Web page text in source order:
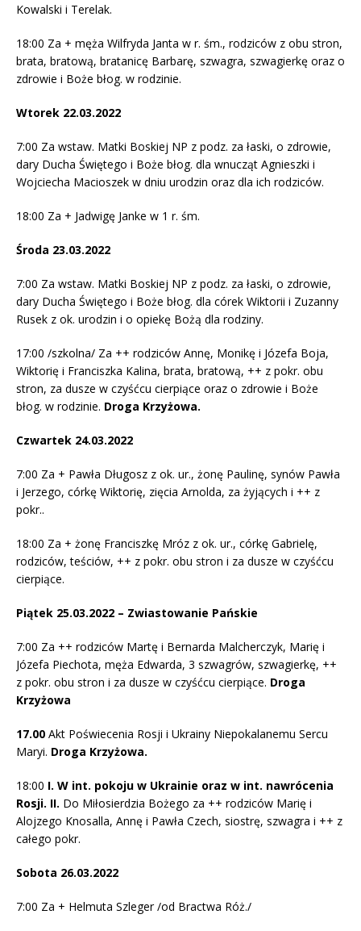
Kowalski i Terelak.
18:00 Za + męża Wilfryda Janta w r. śm., rodziców z obu stron,
brata, bratową, bratanicę Barbarę, szwagra, szwagierkę oraz o
zdrowie i Boże błog. w rodzinie.
Wtorek 22.03.2022
7:00 Za wstaw. Matki Boskiej NP z podz. za łaski, o zdrowie,
dary Ducha Świętego i Boże błog. dla wnucząt Agnieszki i
Wojciecha Macioszek w dniu urodzin oraz dla ich rodziców.
18:00 Za + Jadwigę Janke w 1 r. śm.
Środa 23.03.2022
7:00 Za wstaw. Matki Boskiej NP z podz. za łaski, o zdrowie,
dary Ducha Świętego i Boże błog. dla córek Wiktorii i Zuzanny
Rusek z ok. urodzin i o opiekę Bożą dla rodziny.
17:00 /szkolna/ Za ++ rodziców Annę, Monikę i Józefa Boja,
Wiktorię i Franciszka Kalina, brata, bratową, ++ z pokr. obu
stron, za dusze w czyśćcu cierpiące oraz o zdrowie i Boże
błog. w rodzinie. Droga Krzyżowa.
Czwartek 24.03.2022
7:00 Za + Pawła Długosz z ok. ur., żonę Paulinę, synów Pawła
i Jerzego, córkę Wiktorię, zięcia Arnolda, za żyjących i ++ z
pokr..
18:00 Za + żonę Franciszkę Mróz z ok. ur., córkę Gabrielę,
rodziców, teściów, ++ z pokr. obu stron i za dusze w czyśćcu
cierpiące.
Piątek 25.03.2022 – Zwiastowanie Pańskie
7:00 Za ++ rodziców Martę i Bernarda Malcherczyk, Marię i
Józefa Piechota, męża Edwarda, 3 szwagrów, szwagierkę, ++
z pokr. obu stron i za dusze w czyśćcu cierpiące. Droga
Krzyżowa
17.00 Akt Poświecenia Rosji i Ukrainy Niepokalanemu Sercu
Maryi. Droga Krzyżowa.
18:00 I. W int. pokoju w Ukrainie oraz w int. nawrócenia
Rosji. II. Do Miłosierdzia Bożego za ++ rodziców Marię i
Alojzego Knosalla, Annę i Pawła Czech, siostrę, szwagra i ++ z
całego pokr.
Sobota 26.03.2022
7:00 Za + Helmuta Szleger /od Bractwa Róż./